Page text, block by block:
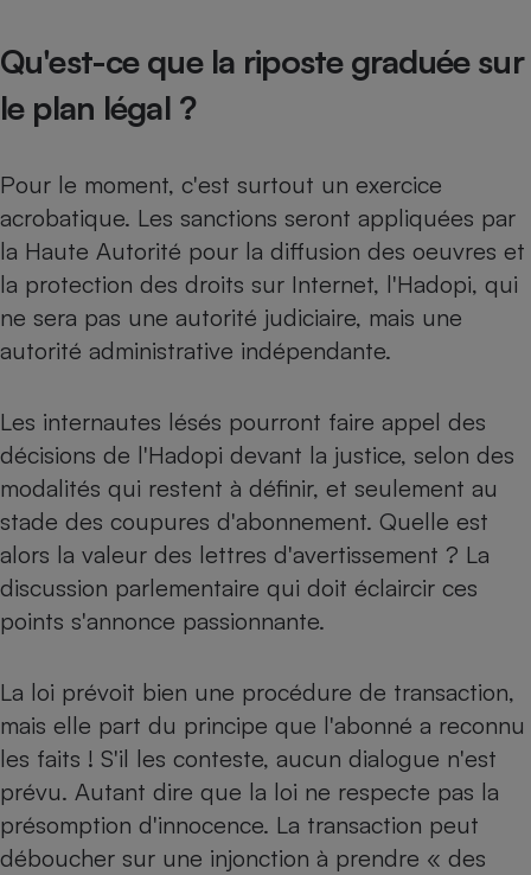
Qu'est-ce que la riposte graduée sur
le plan légal ?
Pour le moment, c'est surtout un exercice
acrobatique. Les sanctions seront appliquées par
la Haute Autorité pour la diffusion des oeuvres et
la protection des droits sur Internet, l'Hadopi, qui
ne sera pas une autorité judiciaire, mais une
autorité administrative indépendante.
Les internautes lésés pourront faire appel des
décisions de l'Hadopi devant la justice, selon des
modalités qui restent à définir, et seulement au
stade des coupures d'abonnement. Quelle est
alors la valeur des lettres d'avertissement ? La
discussion parlementaire qui doit éclaircir ces
points s'annonce passionnante.
La loi prévoit bien une procédure de transaction,
mais elle part du principe que l'abonné a reconnu
les faits ! S'il les conteste, aucun dialogue n'est
prévu. Autant dire que la loi ne respecte pas la
présomption d'innocence. La transaction peut
déboucher sur une injonction à prendre « des